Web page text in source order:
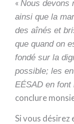
« Nous devons
ainsi que la
des aînés et
que quand on
fondé sur la
possible; les
EÉSAD en
conclure
Si vous désirez